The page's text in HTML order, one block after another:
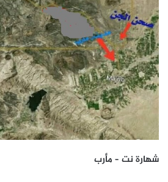
شهارة نت – مأرب